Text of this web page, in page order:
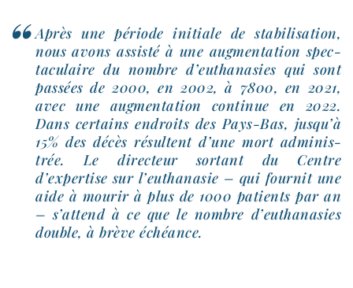
Après une période ini­tiale de sta­bi­li­sa­tion,
nous avons assis­té à une aug­men­ta­tion spec­
ta­cu­laire du nombre d’euthanasies qui sont
pas­sées de 2000, en 2002, à 7800, en 2021,
avec une aug­men­ta­tion conti­nue en 2022.
Dans cer­tains endroits des Pays-​Bas, jusqu’à
15% des décès résultent d’une mort admi­nis­
trée. Le direc­teur sor­tant du Centre
d’expertise sur l’euthanasie – qui four­nit une
aide à mou­rir à plus de 1000 patients par an
– s’attend à ce que le nombre d’euthanasies
double, à brève échéance.